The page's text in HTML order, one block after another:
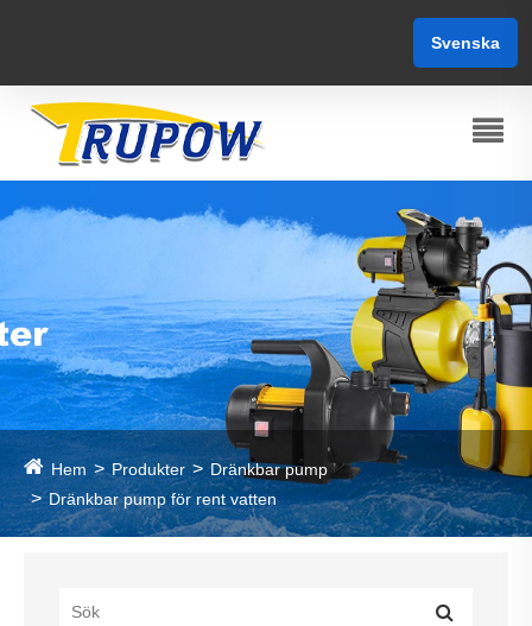
Svenska
Hem Produkter
Dränkbar pump
Dränkbar pump för rent vatten